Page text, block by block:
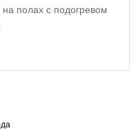
полах с подогревом